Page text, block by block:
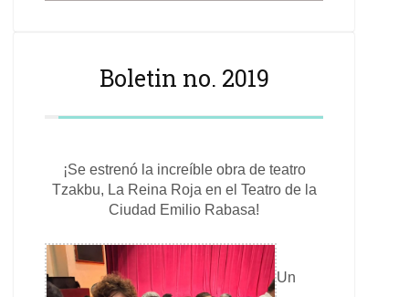
Boletin no. 2019
¡Se estrenó la increíble obra de teatro
Tzakbu, La Reina Roja en el Teatro de la
Ciudad Emilio Rabasa!
Un